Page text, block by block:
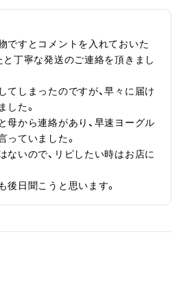
ですとコメントを入れておいた
と丁寧な発送のご連絡を頂きまし
てしまったのですが、早々に届け
した。
母から連絡があり、早速ヨーグル
っていました。
ないので、リピしたい時はお店に
後日聞こうと思います。